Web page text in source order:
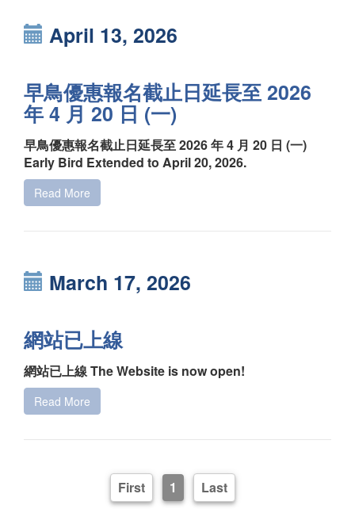
April 13, 2026
早鳥優惠報名截止日延長至 2026
年 4 月 20 日 (一)
早鳥優惠報名截止日延長至 2026 年 4 月 20 日 (一)
Early Bird Extended to April 20, 2026.
Read More
March 17, 2026
網站已上線
網站已上線 The Website is now open!
Read More
First 1 Last